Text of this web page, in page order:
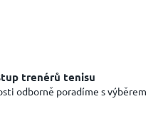
trenérů tenisu
odborně poradíme s výběrem